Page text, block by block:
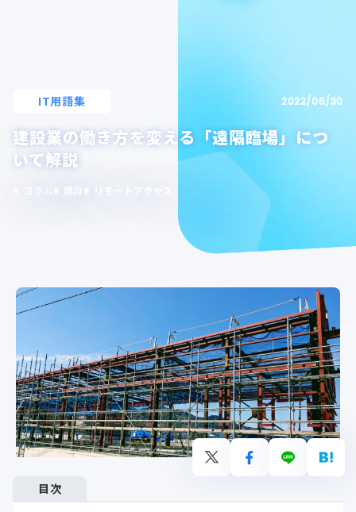
IT用語集 2022/06/30
建設業の働き方を変える「遠隔臨場」につ
いて解説
目次